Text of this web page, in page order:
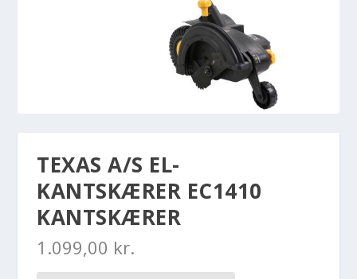
TEXAS A/S EL-
KANTSKÆRER EC1410
KANTSKÆRER
1.099,00 kr.